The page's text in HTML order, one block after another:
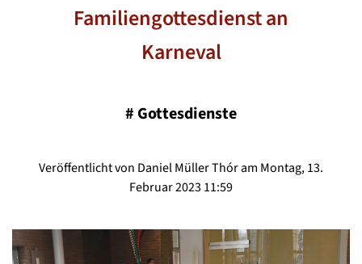
Familiengottesdienst an
Karneval
# Gottesdienste
Veröffentlicht von Daniel Müller Thór am Montag, 13.
Februar 2023 11:59